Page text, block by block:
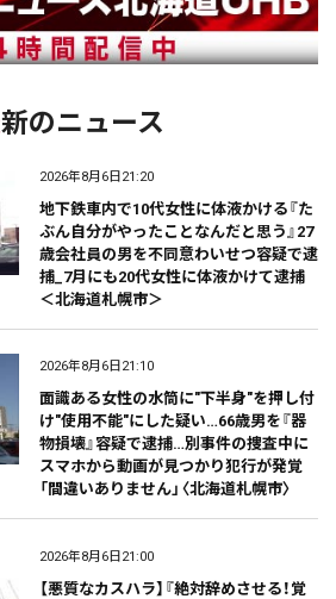
最新のニュース
2026年8月6日21:20
地下鉄車内で10代女性に体液かける『た
ぶん自分がやったことなんだと思う』27
歳会社員の男を不同意わいせつ容疑で逮
捕_7月にも20代女性に体液かけて逮捕
＜北海道札幌市＞
2026年8月6日21:10
面識ある女性の水筒に"下半身"を押し付
け"使用不能"にした疑い…66歳男を『器
物損壊』容疑で逮捕…別事件の捜査中に
スマホから動画が見つかり犯行が発覚
「間違いありません」〈北海道札幌市〉
2026年8月6日21:00
【悪質なカスハラ】『絶対辞めさせる！覚